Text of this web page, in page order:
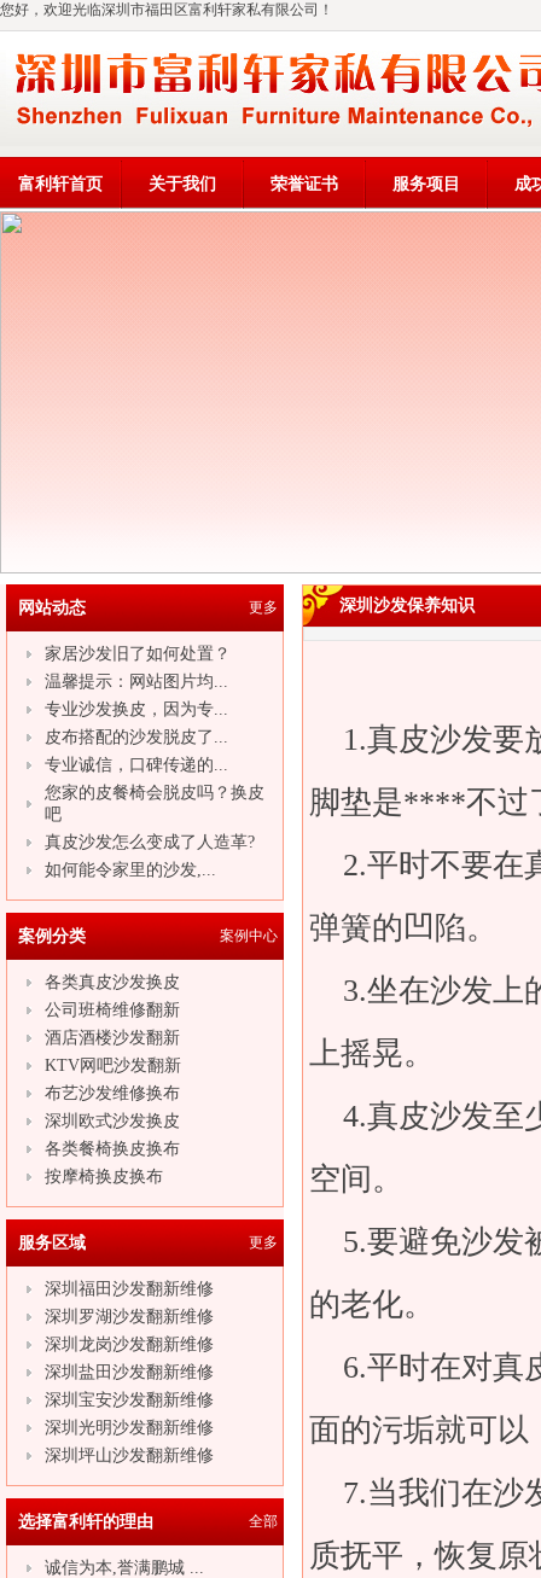
您好，欢迎光临深圳市福田区富利轩家私有限公司！
富利轩首页 关于我们 荣誉证书 服务项目 成
网站动态 更多
家居沙发旧了如何处置？
温馨提示：网站图片均...
专业沙发换皮，因为专...
皮布搭配的沙发脱皮了...
专业诚信，口碑传递的...
您家的皮餐椅会脱皮吗？换皮
吧
真皮沙发怎么变成了人造革?
如何能令家里的沙发,...
案例分类 案例中心
各类真皮沙发换皮
公司班椅维修翻新
酒店酒楼沙发翻新
KTV网吧沙发翻新
布艺沙发维修换布
深圳欧式沙发换皮
各类餐椅换皮换布
按摩椅换皮换布
服务区域 更多
深圳福田沙发翻新维修
深圳罗湖沙发翻新维修
深圳龙岗沙发翻新维修
深圳盐田沙发翻新维修
深圳宝安沙发翻新维修
深圳光明沙发翻新维修
深圳坪山沙发翻新维修
选择富利轩的理由 全部
诚信为本,誉满鹏城 ...
深圳沙发保养知识
1.真皮沙发要
脚垫是****不过
2.平时不要在
弹簧的凹陷。
3.坐在沙发上
上摇晃。
4.真皮沙发至
空间。
5.要避免沙发
的老化。
6.平时在对真
面的污垢就可以
7.当我们在沙
质抚平，恢复原